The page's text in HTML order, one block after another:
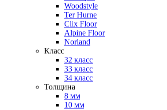
Woodstyle
Ter Hurne
Clix Floor
Alpine Floor
Norland
Класс
32 класс
33 класс
34 класс
Толщина
8 мм
10 мм